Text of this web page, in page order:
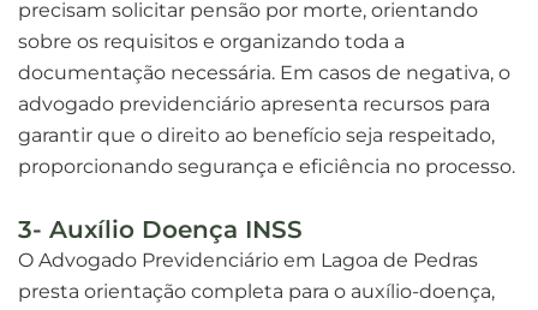
precisam solicitar pensão por morte, orientando
sobre os requisitos e organizando toda a
documentação necessária. Em casos de negativa, o
advogado previdenciário apresenta recursos para
garantir que o direito ao benefício seja respeitado,
proporcionando segurança e eficiência no processo.
3- Auxílio Doença INSS
O Advogado Previdenciário em Lagoa de Pedras
presta orientação completa para o auxílio-doença,